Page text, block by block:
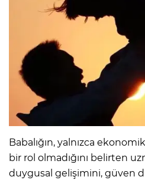
Babalığın, yalnızca
bir rol olmadığını belirten
duygusal gelişimini, güven